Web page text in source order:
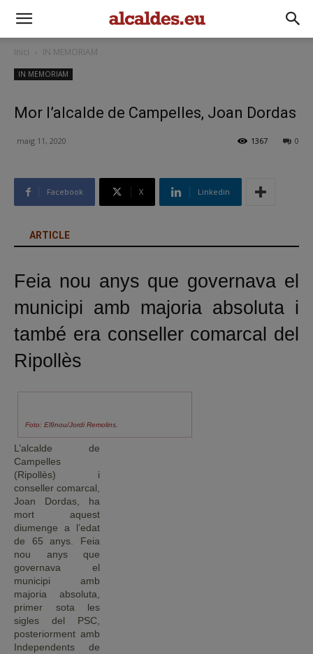
Inici IN MEMORIAM
IN MEMORIAM
Mor l’alcalde de Campelles, Joan Dordas
maig 11, 2020 0
1367
Facebook X Linkedin
ARTICLE
Feia nou anys que governava el
municipi amb majoria absoluta i
també era conseller comarcal del
Ripollès
Foto: El9nou/Jordi Remolins.
L’alcalde de
Campelles
(Ripollès) i
conseller comarcal,
Joan Dordas, ha
mort aquest
diumenge a l’edat
de 65 anys. Feia
nou anys que
governava el
municipi amb
majoria absoluta,
primer sota les
sigles del PSC,
posteriorment amb
Independents de